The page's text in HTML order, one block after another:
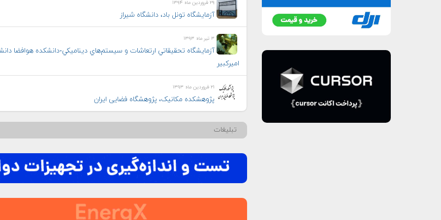
۲۹ فروردین ماه ۱۳۹۴
آزمایشگاه تونل باد، دانشگاه شیراز
۳ تیر ماه ۱۳۹۳
آزمايشگاه تحقيقاتي ارتعاشات و سيستم‌هاي ديناميكي-دانشکده هوافضا
امیرکبیر
۲۱ فروردین ماه ۱۳۹۳
پژوهشکده مکانیک، پژوهشگاه فضایی ایران
تبلیغات